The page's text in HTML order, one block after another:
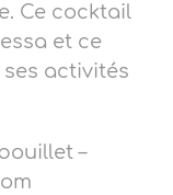
Ce cocktail
et ce
activités
–